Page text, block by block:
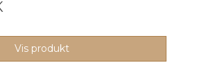
Vis produkt